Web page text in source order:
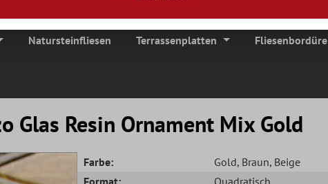
Natursteinfliesen Terrassenplatten Fliesenbordüre
Glas Resin Ornament Mix Gold
Farbe: Gold, Braun, Beige
Format:
Quadratisch